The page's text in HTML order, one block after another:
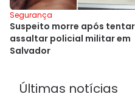
Segurança
Suspeito morre após tentar
assaltar policial militar em
Salvador
Últimas notícias